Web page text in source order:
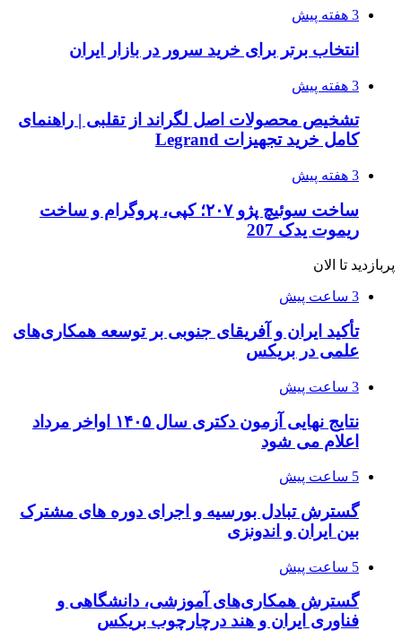
3 هفته پیش
انتخاب برتر برای خرید سرور در بازار ایران
3 هفته پیش
تشخیص محصولات اصل لگراند از تقلبی | راهنمای
کامل خرید تجهیزات Legrand
3 هفته پیش
ساخت سوئیچ پژو ۲۰۷؛ کپی، پروگرام و ساخت
ریموت یدک 207
پربازدید تا الان
3 ساعت پیش
تأکید ایران و آفریقای جنوبی بر توسعه همکاری‌های
علمی در بریکس
3 ساعت پیش
نتایج نهایی آزمون دکتری سال ۱۴۰۵ اواخر مرداد
اعلام می شود
5 ساعت پیش
گسترش تبادل بورسیه و اجرای دوره های مشترک
بین ایران و اندونزی
5 ساعت پیش
گسترش همکاری‌های آموزشی، دانشگاهی و
فناوری ایران و هند درچارچوب بریکس